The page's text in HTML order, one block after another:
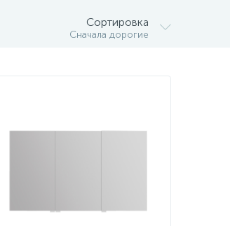
Сортировка
Сначала дорогие